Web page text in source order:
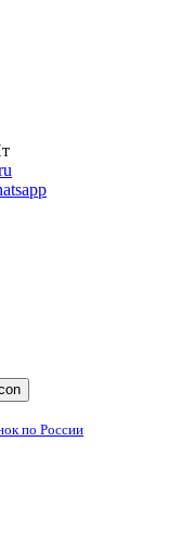
по России